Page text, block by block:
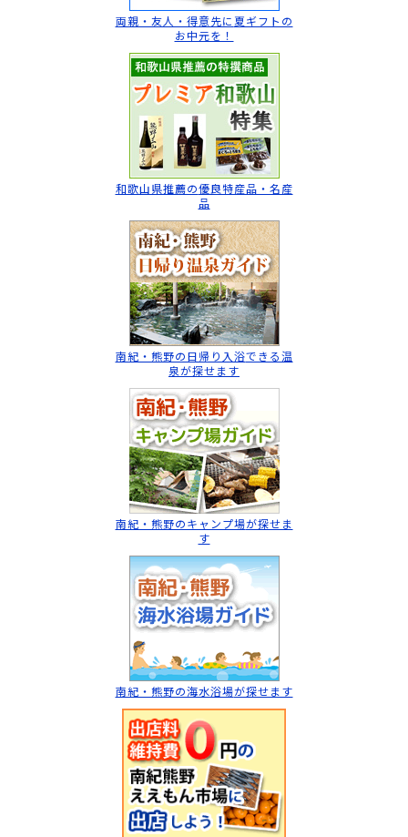
両親・友人・得意先に 夏ギフトの
お中元を！
和歌山県推薦の優良特産品・名産
品
南紀・熊野の日帰り入浴できる温
泉が探せます
南紀・熊野のキャンプ場が探せま
す
南紀・熊野の海水浴場が探せます